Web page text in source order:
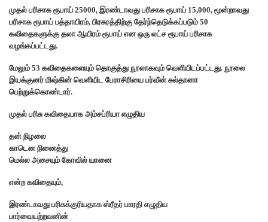
முதல் பரிசாக ரூபாய் 25000, இரண்டாவது பரிசாக ரூபாய் 15,000, மூன்றாவது
பரிசாக ரூபாய் பத்தாயிரம், பிரசுரத்திற்கு தேர்ந்தெடுக்கப்படும் 50
கவிதைகளுக்கு தலா ஆயிரம் ரூபாய் என ஒரு லட்ச ரூபாய் பரிசாக
வழங்கப்பட்டது.
மேலும் 53 கவிதைகளையும் தொகுத்து நூலாகவும் வெளியிடப்பட்டது. நூலை
இயக்குனர் மிஷ்கின் வெளியிட பேராசிரியை பர்வீன் சுல்தானா
பெற்றுக்கொண்டார்.
முதல் பரிசு கவிதையாக அம்சப்ரியா எழுதிய
தன் நிழலை
காடென நினைத்து
மெல்ல அசையும் கோவில் யானை
என்ற கவிதையும்,
இரண்டாவது பரிசுக்குரியதாக ஸ்ரீதர் பாரதி எழுதிய
பார்வையற்றவனின்